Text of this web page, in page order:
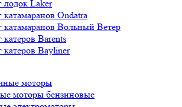
лодок Laker
катамаранов Ondatra
катамаранов Вольный Ветер
катеров Barents
катеров Bayliner
моторы
моторы бензиновые